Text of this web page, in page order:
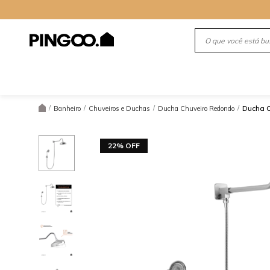
/ Banheiro / Chuveiros e Duchas / Ducha Chuveiro Redondo / Ducha
22% OFF